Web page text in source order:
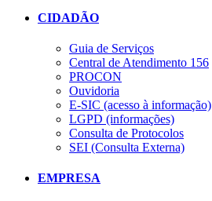
CIDADÃO
Guia de Serviços
Central de Atendimento 156
PROCON
Ouvidoria
E-SIC (acesso à informação)
LGPD (informações)
Consulta de Protocolos
SEI (Consulta Externa)
EMPRESA